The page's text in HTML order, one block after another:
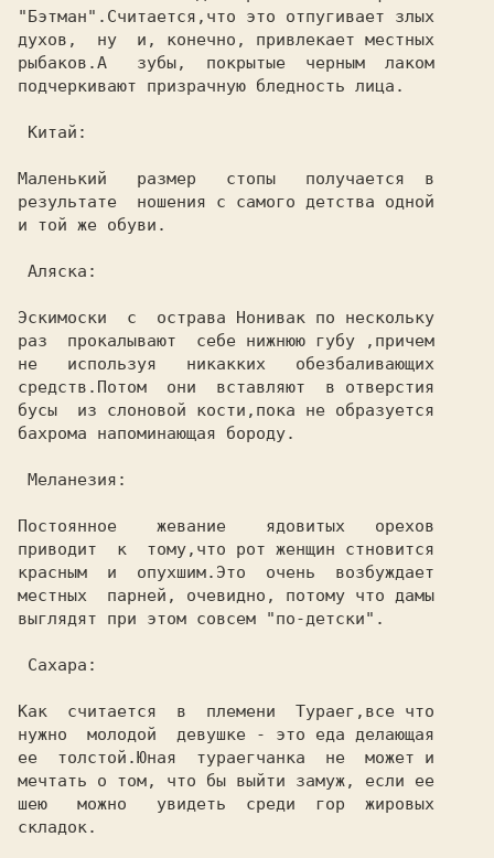
"Бэтман".Считается,что это отпугивает злых
духов,  ну  и, конечно, привлекает местных
рыбаков.А   зубы,  покрытые  черным  лаком
подчеркивают призрачную бледность лица.
Маленький   размер   стопы   получается  в
результате  ношения с самого детства одной
и той же обуви.
Эскимоски  с  острава Нонивак по нескольку
раз  прокалывают  себе нижнюю губу ,причем
не   используя   никакких   обезбаливающих
средств.Потом  они  вставляют  в отверстия
бусы  из слоновой кости,пока не образуется
бахрома напоминающая бороду.
Постоянное    жевание    ядовитых   орехов
приводит  к  тому,что рот женщин стновится
красным  и  опухшим.Это  очень  возбуждает
местных  парней, очевидно, потому что дамы
выглядят при этом совсем "по-детски".
Как  считается  в  племени  Тураег,все что
нужно  молодой  девушке - это еда делающая
ее  толстой.Юная  тураегчанка  не  может и
мечтать о том, что бы выйти замуж, если ее
шею   можно   увидеть  среди  гор  жировых
складок.